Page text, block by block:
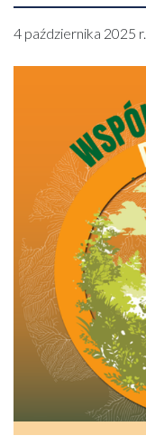
4 października 2025 r.